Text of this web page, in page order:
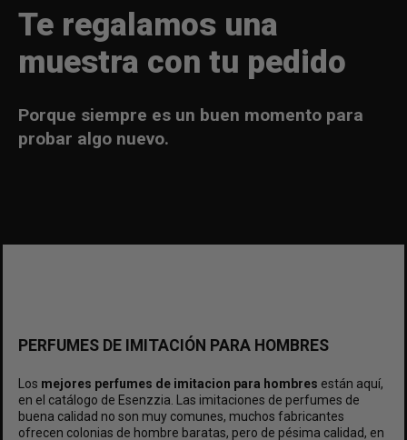
Te regalamos una
muestra con tu pedido
Porque siempre es un buen momento para
probar algo nuevo.
PERFUMES DE IMITACIÓN PARA HOMBRES
Los mejores perfumes de imitacion para hombres están aquí,
en el catálogo de Esenzzia . Las imitaciones de perfumes de
buena calidad no son muy comunes, muchos fabricantes
ofrecen colonias de hombre baratas, pero de pésima calidad, en